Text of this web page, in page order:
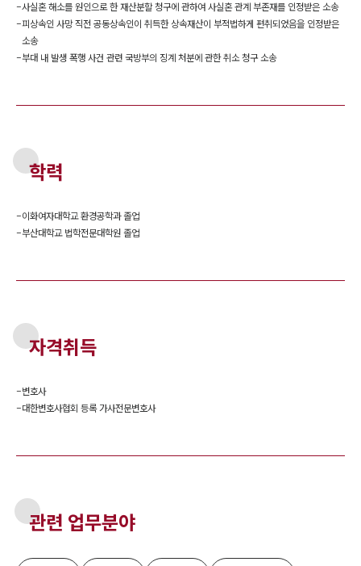
-사실혼 해소를 원인으로 한 재산분할 청구에 관하여 사실혼 관계 부존재를 인정받은 소송
-피상속인 사망 직전 공동상속인이 취득한 상속재산이 부적법하게 편취되었음을 인정받은
소송
-부대 내 발생 폭행 사건 관련 국방부의 징계 처분에 관한 취소 청구 소송
학력
-이화여자대학교 환경공학과 졸업
-부산대학교 법학전문대학원 졸업
자격취득
-변호사
-대한변호사협회 등록 가사전문변호사
관련 업무분야